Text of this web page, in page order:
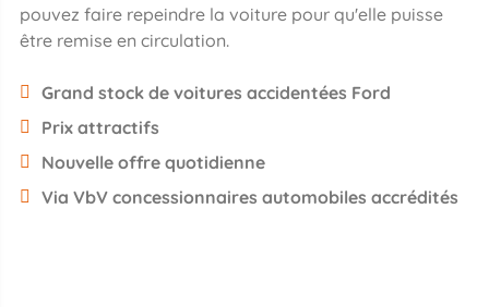
pouvez faire repeindre la voiture pour qu'elle puisse
être remise en circulation.
Grand stock de voitures accidentées Ford
Prix attractifs
Nouvelle offre quotidienne
Via VbV concessionnaires automobiles accrédités